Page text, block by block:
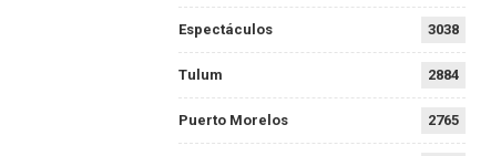
Espectáculos 3038
Tulum 2884
Puerto Morelos 2765